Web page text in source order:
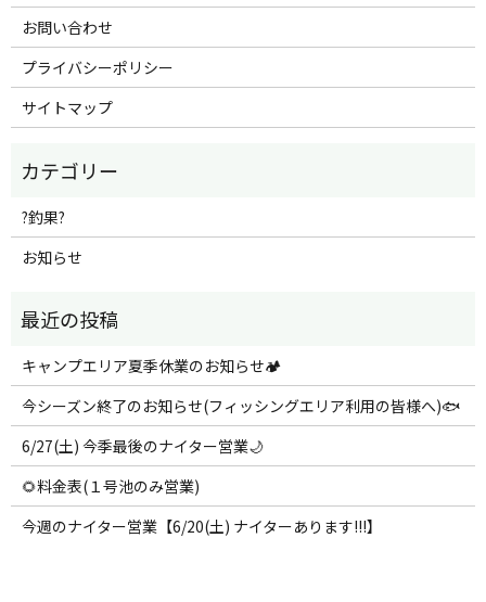
お問い合わせ
プライバシーポリシー
サイトマップ
?釣果?
お知らせ
キャンプエリア夏季休業のお知らせ🏕️
今シーズン終了のお知らせ(フィッシングエリア利用の皆様へ)🐟
6/27(土) 今季最後のナイター営業🌙
🌻料金表(１号池のみ営業)
今週のナイター営業【6/20(土) ナイターあります!!!】